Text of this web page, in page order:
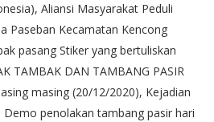
Aliansi Masyarakat Peduli
Paseban Kecamatan Kencong
pasang Stiker yang bertuliskan
TAMBAK DAN TAMBANG PASIR
masing (20/12/2020), Kejadian
penolakan tambang pasir hari